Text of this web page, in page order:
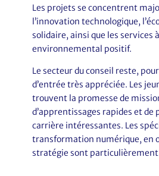
Les projets se concentrent
l’innovation technologique,
solidaire, ainsi que les services
environnemental positif.
Le secteur du conseil reste,
d’entrée très appréciée. Les
trouvent la promesse de
d’apprentissages rapides et de
carrière intéressantes. Les
transformation numérique, en
stratégie sont particulièrement